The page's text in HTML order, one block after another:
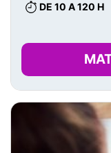
DE 10 A 120 H